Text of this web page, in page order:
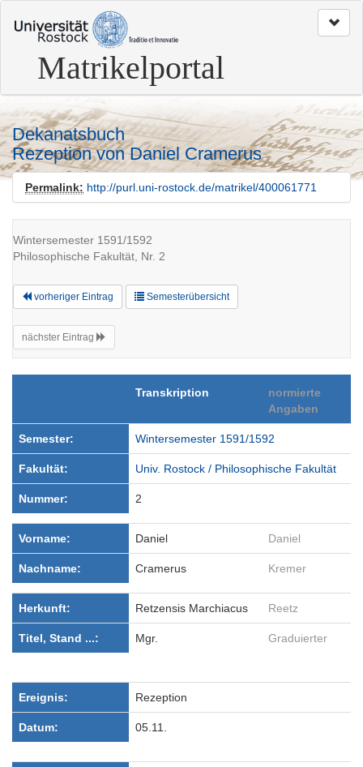
zum
Seitenanfang
Matrikelportal
Dekanatsbuch
Rezeption von Daniel Cramerus
Permalink: http://purl.uni-rostock.de/matrikel/400061771
Wintersemester 1591/1592
Philosophische Fakultät, Nr. 2
vorheriger Eintrag Semesterübersicht
nächster Eintrag
Transkription
normierte
Angaben
Semester: Wintersemester 1591/1592
Fakultät: Univ. Rostock / Philosophische Fakultät
Nummer: 2
Vorname: Daniel Daniel
Nachname: Cramerus Kremer
Herkunft: Retzensis Marchiacus Reetz
Titel, Stand ...: Mgr. Graduierter
Ereignis: Rezeption
Datum: 05.11.